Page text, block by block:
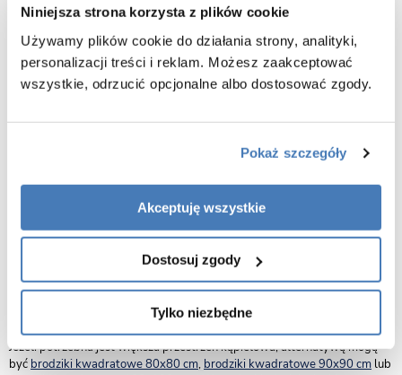
Niniejsza strona korzysta z plików cookie
Używamy plików cookie do działania strony, analityki,
personalizacji treści i reklam. Możesz zaakceptować
wszystkie, odrzucić opcjonalne albo dostosować zgody.
Pokaż szczegóły
Akceptuję wszystkie
Dostosuj zgody
Tylko niezbędne
Brodzik 70x70 cm trzeba dopasować do kabiny o takim samym
wymiarze, ale sam wymiar nie wystarczy. Znaczenie ma także sposób
ustawienia profili, położenie drzwi, wysokość brodzika oraz miejsce na
syfon i odpływ. Przy remoncie warto sprawdzić, czy istniejąca instalacja
pozwala zamontować brodzik bez większej przebudowy posadzki.
sprawdź wymiary miejsca montażu i przestrzeń potrzebną do wejścia
zweryfikuj położenie odpływu i możliwość podłączenia syfonu,
porównaj wysokość brodzika z planowanym sposobem montażu lub
zabudowy,
upewnij się, że brodzik jest przeznaczony do kabiny o wymiarze
sprawdź, czy w projekcie łazienki lepszy będzie brodzik czy prysznic
Jeżeli potrzebna jest większa przestrzeń kąpielowa, alternatywą mogą
być brodziki kwadratowe 80x80 cm, brodziki kwadratowe 90x90 cm lub